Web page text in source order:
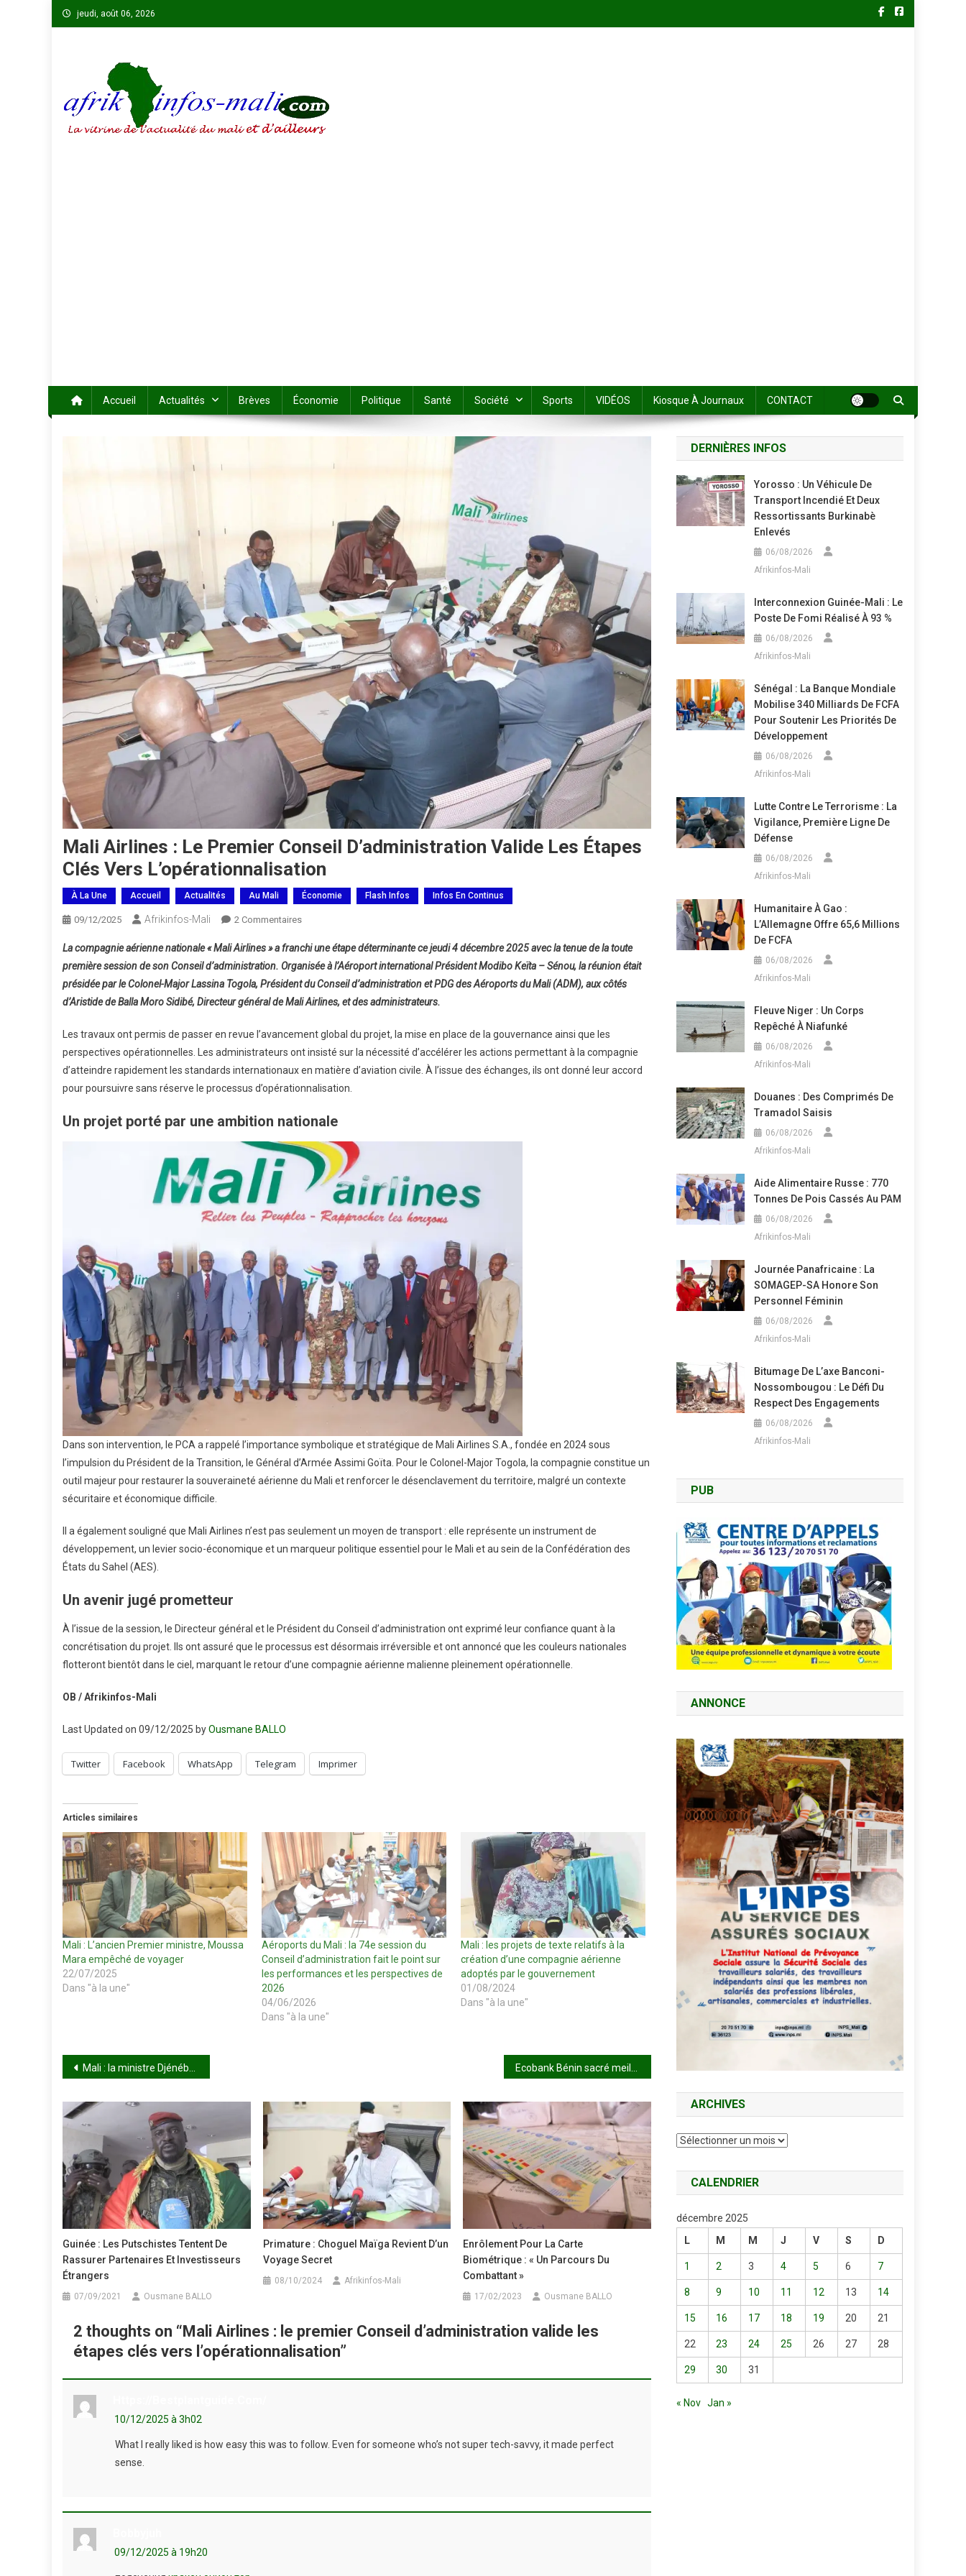
Skip
to
jeudi, août 06, 2026
Accueil Actualités Brèves Économie Politique Santé Société Sports VIDÉOS Kiosque À Journaux CONTACT
Mali Airlines : Le Premier Conseil D’administration Valide Les Étapes
Clés Vers L’opérationnalisation
À La Une Accueil Actualités Au Mali Économie Flash Infos Infos En Continus
09/12/2025 Afrikinfos-Mali 2 CommentairesSur
Airlines
:
Le
Premier
D’administration
Valide
Les
Étapes
Vers
La compagnie aérienne nationale « Mali Airlines » a franchi une étape déterminante ce jeudi 4 décembre 2025 avec la tenue de la toute
première session de son Conseil d’administration. Organisée à l’Aéroport international Président Modibo Keïta – Sénou, la réunion était
présidée par le Colonel-Major Lassina Togola, Président du Conseil d’administration et PDG des Aéroports du Mali (ADM), aux côtés
d’Aristide de Balla Moro Sidibé, Directeur général de Mali Airlines, et des administrateurs.
Les travaux ont permis de passer en revue l’avancement global du projet, la mise en place de la gouvernance ainsi que les
perspectives opérationnelles. Les administrateurs ont insisté sur la nécessité d’accélérer les actions permettant à la compagnie
d’atteindre rapidement les standards internationaux en matière d’aviation civile. À l’issue des échanges, ils ont donné leur accord
pour poursuivre sans réserve le processus d’opérationnalisation.
Un projet porté par une ambition nationale
Dans son intervention, le PCA a rappelé l’importance symbolique et stratégique de Mali Airlines S.A., fondée en 2024 sous
l’impulsion du Président de la Transition, le Général d’Armée Assimi Goïta. Pour le Colonel-Major Togola, la compagnie constitue un
outil majeur pour restaurer la souveraineté aérienne du Mali et renforcer le désenclavement du territoire, malgré un contexte
sécuritaire et économique difficile.
Il a également souligné que Mali Airlines n’est pas seulement un moyen de transport : elle représente un instrument de
développement, un levier socio-économique et un marqueur politique essentiel pour le Mali et au sein de la Confédération des
États du Sahel (AES).
Un avenir jugé prometteur
À l’issue de la session, le Directeur général et le Président du Conseil d’administration ont exprimé leur confiance quant à la
concrétisation du projet. Ils ont assuré que le processus est désormais irréversible et ont annoncé que les couleurs nationales
flotteront bientôt dans le ciel, marquant le retour d’une compagnie aérienne malienne pleinement opérationnelle.
OB / Afrikinfos-Mali
Last Updated on 09/12/2025 byOusmane BALLO
Twitter Facebook WhatsApp Telegram Imprimer
Articles similaires
Mali : L’ancien Premier ministre, Moussa
Mara empêché de voyager
22/07/2025
Dans "à la une"
Aéroports du Mali : la 74e session du
Conseil d’administration fait le point sur
les performances et les perspectives de
2026
04/06/2026
Dans "à la une"
Mali : les projets de texte relatifs à la
création d’une compagnie aérienne
adoptés par le gouvernement
01/08/2024
Dans "à la une"
Navigation
de
l’article
Mali : la ministre Djénéba Sanogo lance le programme « Barra Challenges Women 360° »
Guinée : Les Putschistes Tentent De
Rassurer Partenaires Et Investisseurs
Étrangers
07/09/2021 Ousmane BALLO
Primature : Choguel Maïga Revient D’un
Voyage Secret
08/10/2024 Afrikinfos-Mali
Enrôlement Pour La Carte
Biométrique : « Un Parcours Du
Combattant »
17/02/2023 Ousmane BALLO
2 thoughts on “Mali Airlines : le premier Conseil d’administration valide les
étapes clés vers l’opérationnalisation”
10/12/2025 à 3h02
What I really liked is how easy this was to follow. Even for someone who’s not super tech-savvy, it made perfect
sense.
09/12/2025 à 19h20
DERNIÈRES INFOS
Yorosso : Un Véhicule De
Transport Incendié Et Deux
Ressortissants Burkinabè
Enlevés
06/08/2026
Afrikinfos-Mali
Interconnexion Guinée-Mali : Le
Poste De Fomi Réalisé À 93 %
06/08/2026
Afrikinfos-Mali
Sénégal : La Banque Mondiale
Mobilise 340 Milliards De FCFA
Pour Soutenir Les Priorités De
Développement
06/08/2026
Afrikinfos-Mali
Lutte Contre Le Terrorisme : La
Vigilance, Première Ligne De
Défense
06/08/2026
Afrikinfos-Mali
Humanitaire À Gao :
L’Allemagne Offre 65,6 Millions
De FCFA
06/08/2026
Afrikinfos-Mali
Fleuve Niger : Un Corps
Repêché À Niafunké
06/08/2026
Afrikinfos-Mali
Douanes : Des Comprimés De
Tramadol Saisis
06/08/2026
Afrikinfos-Mali
Aide Alimentaire Russe : 770
Tonnes De Pois Cassés Au PAM
06/08/2026
Afrikinfos-Mali
Journée Panafricaine : La
SOMAGEP-SA Honore Son
Personnel Féminin
06/08/2026
Afrikinfos-Mali
Bitumage De L’axe Banconi-
Nossombougou : Le Défi Du
Respect Des Engagements
06/08/2026
Afrikinfos-Mali
PUB
ANNONCE
ARCHIVES
Archives
CALENDRIER
décembre 2025
L
M M J V S D
1 2 3 4 5 6 7
8 9 10 11 12 13 14
15 16 17 18 19 20 21
22 23 24 25 26 27 28
29 30 31
« Nov Jan »